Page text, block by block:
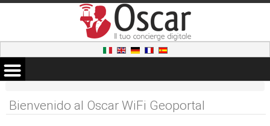
Bienvenido al Oscar WiFi Geoportal